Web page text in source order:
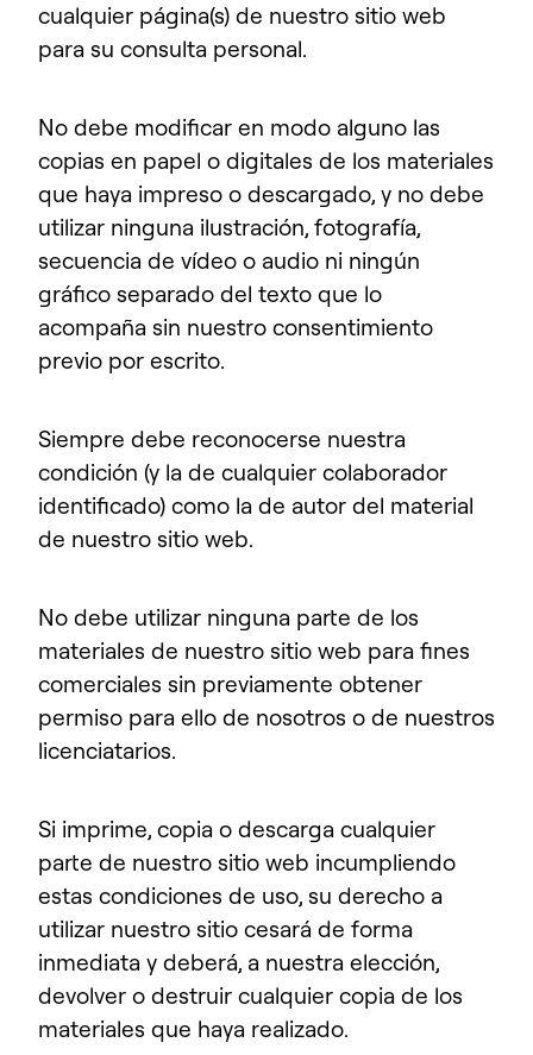
cualquier página(s) de nuestro sitio web
para su consulta personal.
No debe modificar en modo alguno las
copias en papel o digitales de los materiales
que haya impreso o descargado, y no debe
utilizar ninguna ilustración, fotografía,
secuencia de vídeo o audio ni ningún
gráfico separado del texto que lo
acompaña sin nuestro consentimiento
previo por escrito.
Siempre debe reconocerse nuestra
condición (y la de cualquier colaborador
identificado) como la de autor del material
de nuestro sitio web.
No debe utilizar ninguna parte de los
materiales de nuestro sitio web para fines
comerciales sin previamente obtener
permiso para ello de nosotros o de nuestros
licenciatarios.
Si imprime, copia o descarga cualquier
parte de nuestro sitio web incumpliendo
estas condiciones de uso, su derecho a
utilizar nuestro sitio cesará de forma
inmediata y deberá, a nuestra elección,
devolver o destruir cualquier copia de los
materiales que haya realizado.